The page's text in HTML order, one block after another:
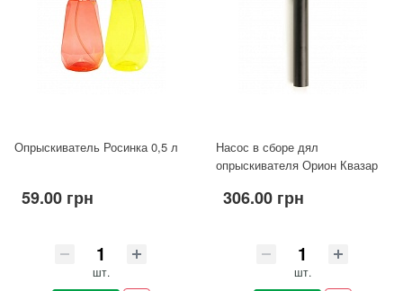
Опрыскиватель Росинка 0,5 л
59.00 грн
шт.
Насос в сборе дял
опрыскивателя Орион Квазар
306.00 грн
шт.